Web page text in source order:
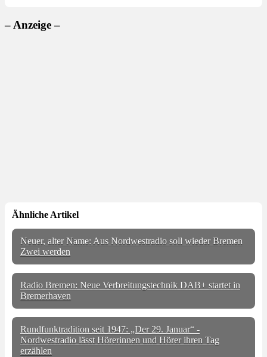
– Anzeige –
Ähnliche Artikel
Neuer, alter Name: Aus Nordwestradio soll wieder Bremen
Zwei werden
Radio Bremen: Neue Verbreitungstechnik DAB+ startet in
Bremerhaven
Rundfunktradition seit 1947: „Der 29. Januar“ -
Nordwestradio lässt Hörerinnen und Hörer ihren Tag
erzählen